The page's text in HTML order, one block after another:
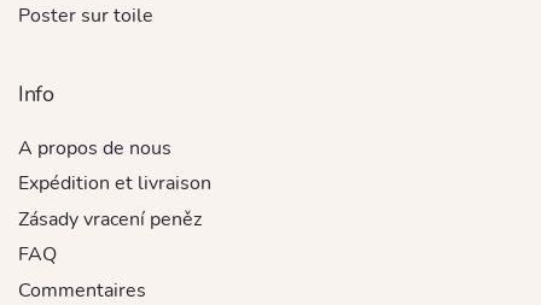
Poster sur toile
Info
A propos de nous
Expédition et livraison
Zásady vracení peněz
FAQ
Commentaires